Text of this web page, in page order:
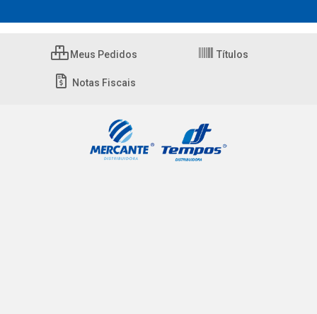
Meus Pedidos Títulos
Notas Fiscais